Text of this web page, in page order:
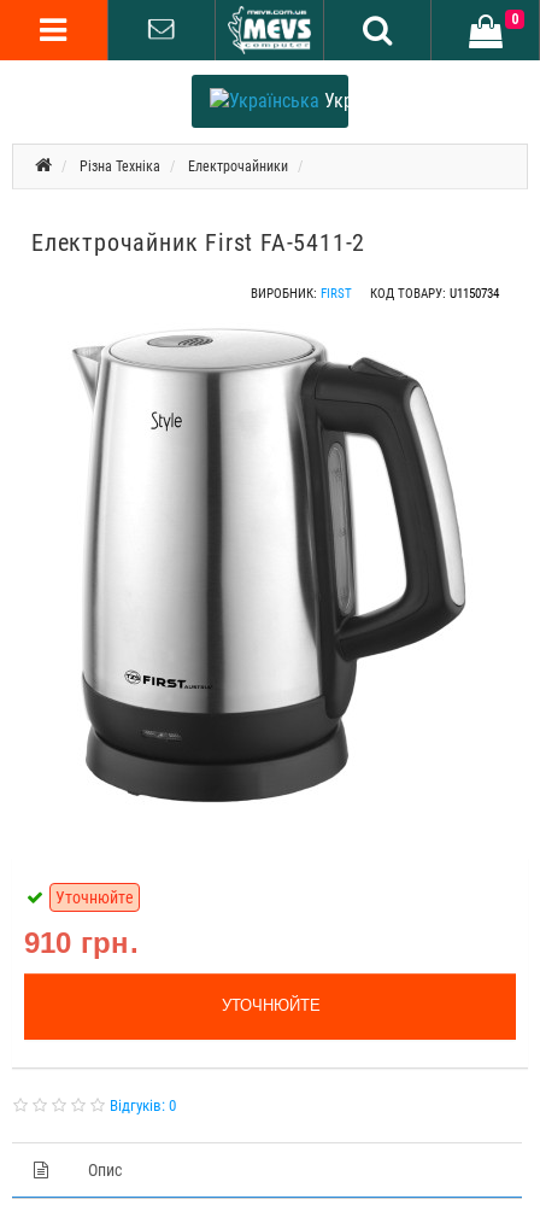
Українська
0
Різна Техніка Електрочайники
Електрочайник First FA-5411-2
ВИРОБНИК: FIRST КОД ТОВАРУ: U1150734
910 грн.
Уточнюйте
УТОЧНЮЙТЕ
Відгуків: 0
Опис